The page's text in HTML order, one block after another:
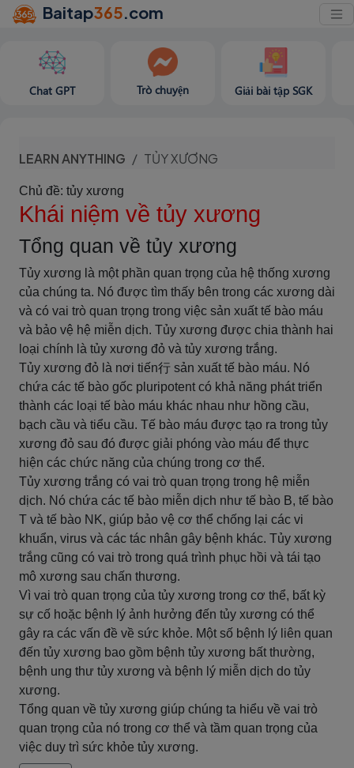
Baitap365.com
Chat GPT Trò chuyện Giải bài tập SGK
LEARN ANYTHING TỦY XƯƠNG
Chủ đề: tủy xương
Khái niệm về tủy xương
Tổng quan về tủy xương
Tủy xương là một phần quan trọng của hệ thống xương
của chúng ta. Nó được tìm thấy bên trong các xương dài
và có vai trò quan trọng trong việc sản xuất tế bào máu
và bảo vệ hệ miễn dịch. Tủy xương được chia thành hai
loại chính là tủy xương đỏ và tủy xương trắng.
Tủy xương đỏ là nơi tiến行 sản xuất tế bào máu. Nó
chứa các tế bào gốc pluripotent có khả năng phát triển
thành các loại tế bào máu khác nhau như hồng cầu,
bạch cầu và tiểu cầu. Tế bào máu được tạo ra trong tủy
xương đỏ sau đó được giải phóng vào máu để thực
hiện các chức năng của chúng trong cơ thể.
Tủy xương trắng có vai trò quan trọng trong hệ miễn
dịch. Nó chứa các tế bào miễn dịch như tế bào B, tế bào
T và tế bào NK, giúp bảo vệ cơ thể chống lại các vi
khuẩn, virus và các tác nhân gây bệnh khác. Tủy xương
trắng cũng có vai trò trong quá trình phục hồi và tái tạo
mô xương sau chấn thương.
Vì vai trò quan trọng của tủy xương trong cơ thể, bất kỳ
sự cố hoặc bệnh lý ảnh hưởng đến tủy xương có thể
gây ra các vấn đề về sức khỏe. Một số bệnh lý liên quan
đến tủy xương bao gồm bệnh tủy xương bất thường,
bệnh ung thư tủy xương và bệnh lý miễn dịch do tủy
xương.
Tổng quan về tủy xương giúp chúng ta hiểu về vai trò
quan trọng của nó trong cơ thể và tầm quan trọng của
việc duy trì sức khỏe tủy xương.